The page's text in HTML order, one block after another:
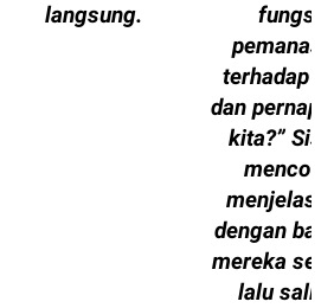
langsung.
fungsi
terhadap
dan
kita?”
mencoba
dengan
mereka
lalu